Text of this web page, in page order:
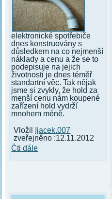
elektronické spotřebiče
dnes konstruovány s
důsledkem na co nejmenší
náklady a cenu a že se to
podepisuje na jejich
životnosti je dnes téměř
standartní věc. Tak nějak
jsme si zvykly, že hold za
menší cenu nám koupené
zařízení hold vydrží
mnohem méně.
Vložil
Ijacek.007
zveřejněno :12.11.2012
Čti dále